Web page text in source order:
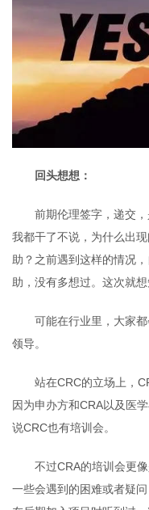
回头想想：
前期伦理签字，递交，
我都干了不说，为什么出
助？之前遇到这样的情况
助，没有多想过。这次就想
可能在行业里，大家都
领导。
站在CRC的立场上，
因为申办方和CRA以及医
说CRC也有培训会。
不过CRA的培训会更像
一些会遇到的困难或者疑